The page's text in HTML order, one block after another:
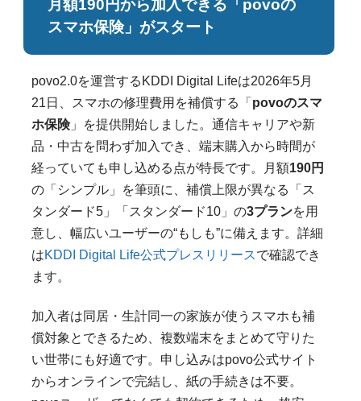
月額190円から加入できる「povoの
スマホ保険」がスタート
povo2.0を運営するKDDI Digital Lifeは2026年5月
21日、スマホの修理費用を補償する「 povoのスマ
ホ保険」を提供開始しました。通信キャリアや新
品・中古を問わず加入でき、端末購入から時間が
経っていても申し込める点が特長です。月額190円
の「シンプル」を筆頭に、補償上限が異なる「ス
タンダード5」「スタンダード10」の3プランを用
意し、幅広いユーザーの“もしも”に備えます。詳細
はKDDI Digital Life公式プレスリリースで確認でき
ます。
加入者は同居・生計同一の家族が使うスマホも補
償対象とできるため、複数端末をまとめて守りた
い世帯にも好適です。申し込みはpovo公式サイト
からオンラインで完結し、紙の手続きは不要。